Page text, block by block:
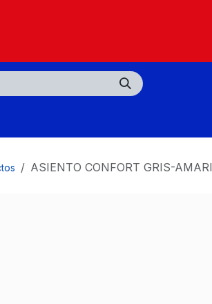
ASIENTO CONFORT GRIS-AMARI